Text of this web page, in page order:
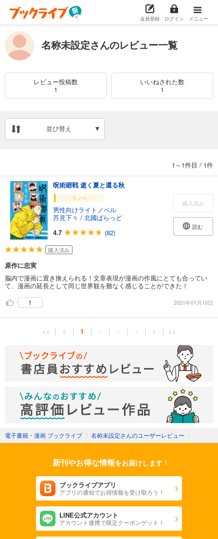
会員登録 ログイン メニュー
名称未設定さんのレビュー一覧
レビュー投稿数
1
いいねされた数
1
並び替え
1～1件目 / 1件
呪術廻戦 逝く夏と還る秋
ラノベ
男性向けライトノベル
芥見下々 / 北國ばらっど
4.7
(82)
購入済み
読む
購入済み
原作に忠実
脳内で漫画に置き換えられる！文章表現が漫画の作風にとても合ってい
て、漫画の延長として同じ世界観を難なく感じることができた！
1
2021年01月10日
<< < 1 ・ ・ ・ > >>
電子書籍・漫画 ブックライブ 〉 名称未設定さんのユーザーレビュー 〉
新刊やお得な情報をお届けします！
ブックライブアプリ
アプリの通知でお得情報を受け取ろう！
LINE公式アカウント
アカウント連携で限定クーポンゲット！